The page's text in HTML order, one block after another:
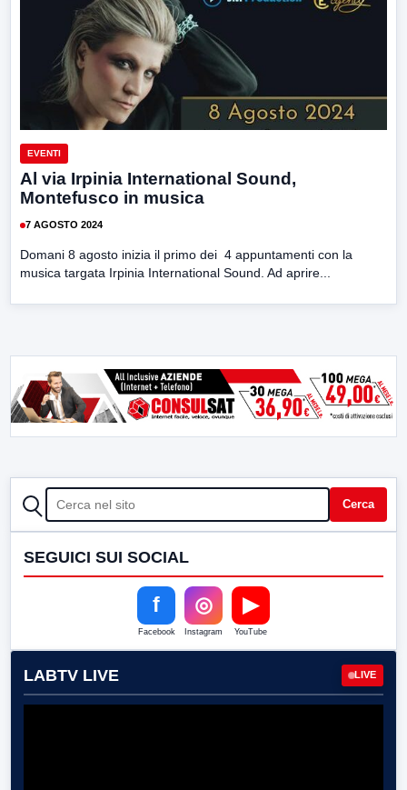
EVENTI
Al via Irpinia International Sound,
Montefusco in musica
7 AGOSTO 2024
Domani 8 agosto inizia il primo dei 4 appuntamenti con la
musica targata Irpinia International Sound. Ad aprire...
CERCA Cerca
SEGUICI SUI SOCIAL
f
Facebook
◎
Instagram
▶
YouTube
LABTV LIVE LIVE